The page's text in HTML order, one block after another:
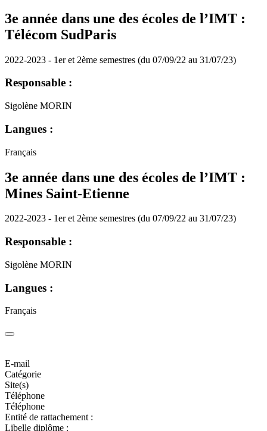
3e année dans une des écoles de l’IMT :
Télécom SudParis
2022-2023 - 1er et 2ème semestres (du 07/09/22 au 31/07/23)
Responsable :
Sigolène MORIN
Langues :
Français
3e année dans une des écoles de l’IMT :
Mines Saint-Etienne
2022-2023 - 1er et 2ème semestres (du 07/09/22 au 31/07/23)
Responsable :
Sigolène MORIN
Langues :
Français
E-mail
Catégorie
Site(s)
Téléphone
Téléphone
Entité de rattachement :
Libelle diplôme :